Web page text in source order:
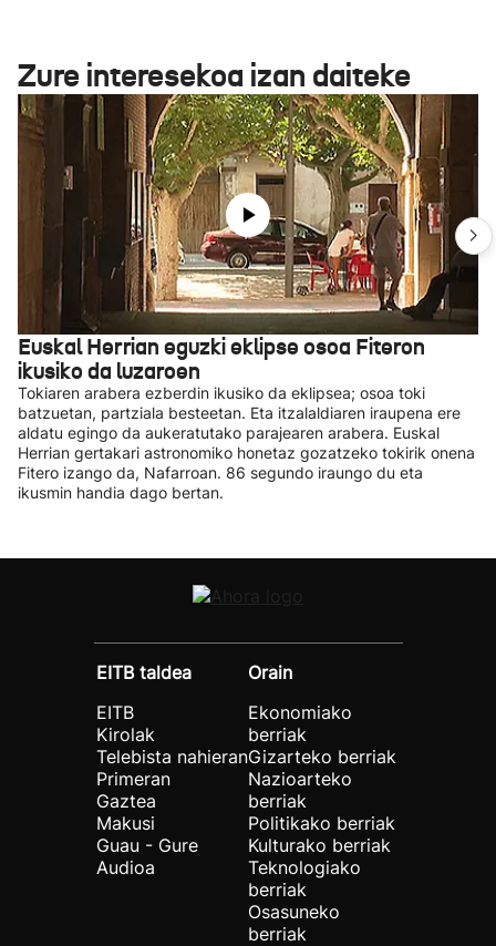
Zure interesekoa izan daiteke
Euskal Herrian eguzki eklipse osoa Fiteron
ikusiko da luzaroen
Tokiaren arabera ezberdin ikusiko da eklipsea; osoa toki
batzuetan, partziala besteetan. Eta itzalaldiaren iraupena ere
aldatu egingo da aukeratutako parajearen arabera. Euskal
Herrian gertakari astronomiko honetaz gozatzeko tokirik onena
Fitero izango da, Nafarroan. 86 segundo iraungo du eta
ikusmin handia dago bertan.
EITB taldea
EITB
Kirolak
Telebista nahieran
Primeran
Gaztea
Makusi
Guau - Gure
Audioa
Orain
Ekonomiako
berriak
Gizarteko berriak
Nazioarteko
berriak
Politikako berriak
Kulturako berriak
Teknologiako
berriak
Osasuneko
berriak